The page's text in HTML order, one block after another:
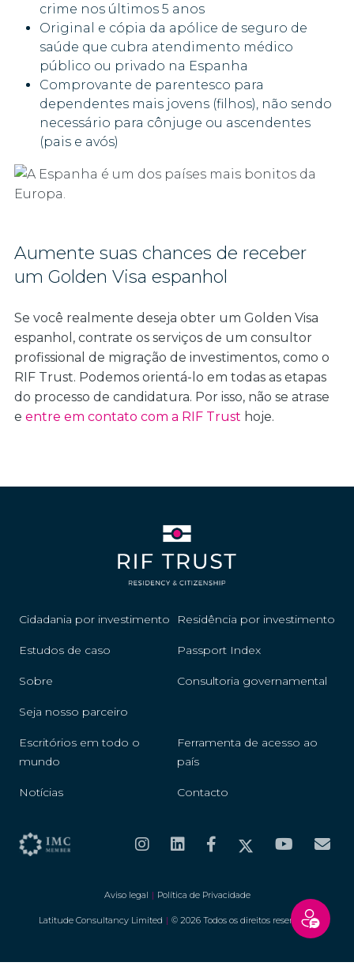
crime nos últimos 5 anos
Original e cópia da apólice de seguro de
saúde que cubra atendimento médico
público ou privado na Espanha
Comprovante de parentesco para
dependentes mais jovens (filhos), não sendo
necessário para cônjuge ou ascendentes
(pais e avós)
Aumente suas chances de receber
um Golden Visa espanhol
Se você realmente deseja obter um Golden Visa
espanhol, contrate os serviços de um consultor
profissional de migração de investimentos, como o
RIF Trust. Podemos orientá-lo em todas as etapas
do processo de candidatura. Por isso, não se atrase
e entre em contato com a RIF Trust hoje.
Cidadania por investimento Residência por investimento
Estudos de caso Passport Index
Sobre Consultoria governamental
Seja nosso parceiro
Escritórios em todo o
mundo
Ferramenta de acesso ao
país
Notícias Contacto
Aviso legal | Política de Privacidade
Latitude Consultancy Limited | © 2026 Todos os direitos reservados